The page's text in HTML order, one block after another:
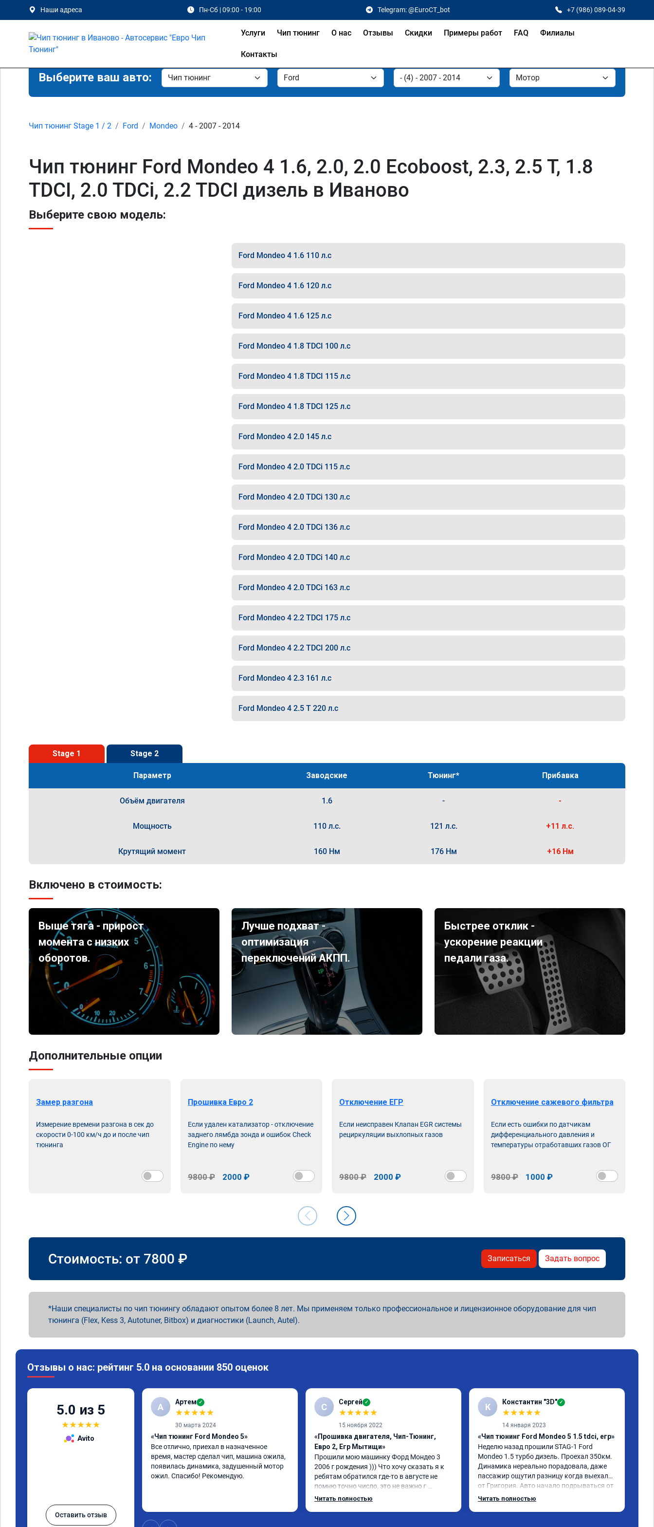
Наши адреса Пн-Сб | 09:00 - 19:00 Telegram: @EuroCT_bot +7 (986) 089-04-39
Услуги Чип тюнинг О нас Отзывы Скидки Примеры работ FAQ Филиалы
Контакты
Выберите ваш авто:
Чип тюнинг Stage 1 / 2 Ford Mondeo 4 - 2007 - 2014
Чип тюнинг Ford Mondeo 4 1.6, 2.0, 2.0 Ecoboost, 2.3, 2.5 T, 1.8
TDCI, 2.0 TDCi, 2.2 TDCI дизель в Иваново
Выберите свою модель:
Ford Mondeo 4 1.6 110 л.с
Ford Mondeo 4 1.6 120 л.с
Ford Mondeo 4 1.6 125 л.с
Ford Mondeo 4 1.8 TDCI 100 л.с
Ford Mondeo 4 1.8 TDCI 115 л.с
Ford Mondeo 4 1.8 TDCI 125 л.с
Ford Mondeo 4 2.0 145 л.с
Ford Mondeo 4 2.0 TDCi 115 л.с
Ford Mondeo 4 2.0 TDCi 130 л.с
Ford Mondeo 4 2.0 TDCi 136 л.с
Ford Mondeo 4 2.0 TDCi 140 л.с
Ford Mondeo 4 2.0 TDCi 163 л.с
Ford Mondeo 4 2.2 TDCI 175 л.с
Ford Mondeo 4 2.2 TDCI 200 л.с
Ford Mondeo 4 2.3 161 л.с
Ford Mondeo 4 2.5 T 220 л.с
Stage 1 Stage 2
Параметр Заводские Тюнинг* Прибавка
Объём двигателя 1.6 - -
Мощность 110 л.с. 121 л.с. +11 л.с.
Крутящий момент 160 Нм 176 Нм +16 Нм
Включено в стоимость:
Выше тяга - прирост
момента с низких
оборотов.
Лучше подхват -
оптимизация
переключений АКПП.
Быстрее отклик -
ускорение реакции
педали газа.
Дополнительные опции
Замер разгона
Измерение времени разгона в сек до
скорости 0-100 км/ч до и после чип
тюнинга
Прошивка Евро 2
Если удален катализатор - отключение
заднего лямбда зонда и ошибок Check
Engine по нему
9800 ₽ 2000 ₽
Отключение ЕГР
Если неисправен Клапан EGR системы
рециркуляции выхлопных газов
9800 ₽ 2000 ₽
Отключение сажевого фильтра
Если есть ошибки по датчикам
дифференциального давления и
температуры отработавших газов ОГ
9800 ₽ 1000 ₽
Стоимость: от 7800 ₽ Записаться Задать вопрос
Наши специалисты по чип тюнингу обладают опытом более 8 лет. Мы применяем только профессиональное и лицензионное оборудование для чип
тюнинга (Flex, Kess 3, Autotuner, Bitbox) и диагностики (Launch, Autel).
Отзывы о нас: рейтинг 5.0 на основании 850 оценок
5.0 из 5
★★★★★
Avito
Оставить отзыв
А Артем ✓
★★★★★
30 марта 2024
«Чип тюнинг Ford Mondeo 5»
Все отлично, приехал в назначенное
время, мастер сделал чип, машина ожила,
появилась динамика, задушенный мотор
ожил. Спасибо! Рекомендую.
С Сергей ✓
★★★★★
15 ноября 2022
«Прошивка двигателя, Чип-Тюнинг,
Евро 2, Егр Мытищи»
Прошили мою машинку Форд Мондео 3
2006 г рождения ))) Что хочу сказать я к
ребятам обратился где-то в августе не
помню точно число, это не важно г
Мытищи если кому то важно расстояние
Читать полностью
К Константин "3D" ✓
★★★★★
14 января 2023
«Чип тюнинг Ford Mondeo 5 1.5 tdci, егр»
Неделю назад прошили STAG-1 Ford
Mondeo 1.5 турбо дизель. Проехал 350км.
Динамика нереально порадовала, даже
пассажир ощутил разницу когда выехали
от Григория. Авто начало подрываться от
1500 оборотов, перестал захлебываться
Читать полностью